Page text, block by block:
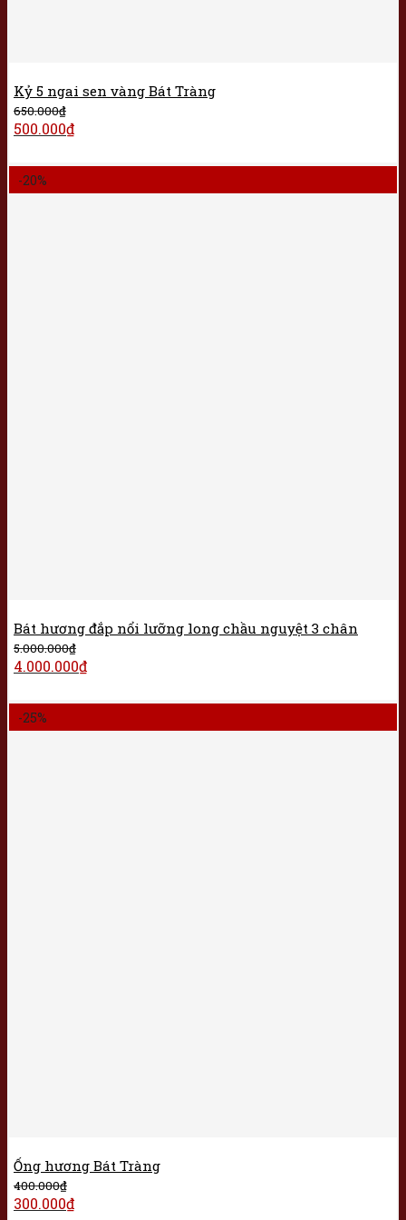
Kỷ 5 ngai sen vàng Bát Tràng
650.000₫
500.000₫
-20%
Bát hương đắp nổi lưỡng long chầu nguyệt 3 chân
5.000.000₫
4.000.000₫
-25%
Ống hương Bát Tràng
400.000₫
300.000₫